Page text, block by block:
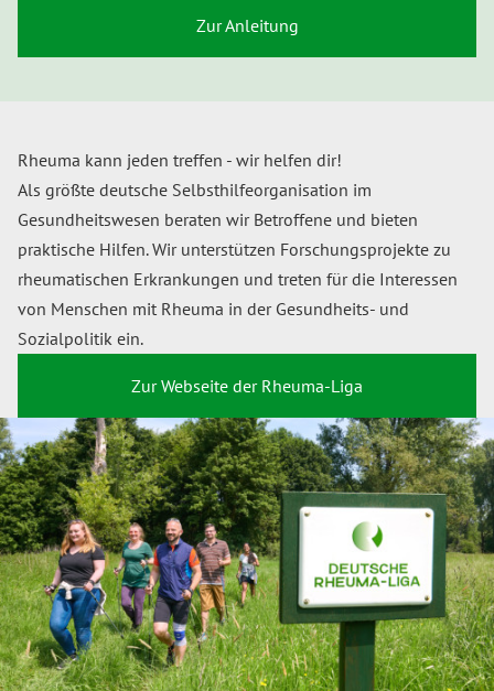
Zur Anleitung
Rheuma kann jeden treffen - wir helfen dir!
Als größte deutsche Selbsthilfeorganisation im
Gesundheitswesen beraten wir Betroffene und bieten
praktische Hilfen. Wir unterstützen Forschungsprojekte zu
rheumatischen Erkrankungen und treten für die Interessen
von Menschen mit Rheuma in der Gesundheits- und
Sozialpolitik ein.
Zur Webseite der Rheuma-Liga